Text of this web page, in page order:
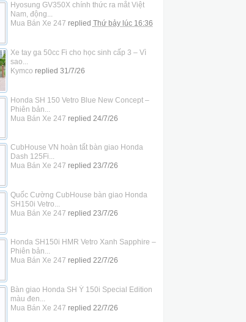
Hyosung GV350X chính thức ra mắt Việt
Nam, động...
Mua Bán Xe 247 replied Thứ bảy lúc 16:36
Xe tay ga 50cc Fi cho học sinh cấp 3 – Vì
sao...
Kymco replied 31/7/26
Honda SH 150 Vetro Blue New Concept –
Phiên bản...
Mua Bán Xe 247 replied 24/7/26
CubHouse VN hoàn tất bàn giao Honda
Dash 125Fi...
Mua Bán Xe 247 replied 23/7/26
Quốc Cường CubHouse bàn giao Honda
SH150i Vetro...
Mua Bán Xe 247 replied 23/7/26
Honda SH150i HMR Vetro Xanh Sapphire –
Phiên bản...
Mua Bán Xe 247 replied 22/7/26
Bàn giao Honda SH Ý 150i Special Edition
màu đen...
Mua Bán Xe 247 replied 22/7/26